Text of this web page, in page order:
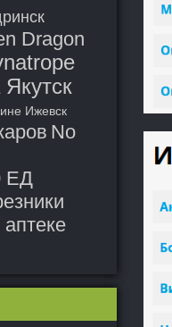
Dragon
Ижевск
No
ЕД